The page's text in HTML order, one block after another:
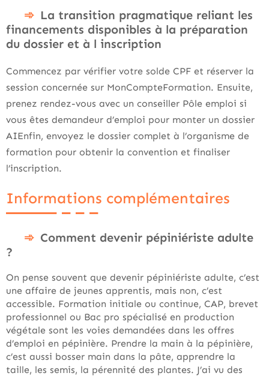
La transition pragmatique reliant les
financements disponibles à la préparation
du dossier et à l inscription
Commencez par vérifier votre solde CPF et réserver la
session concernée sur MonCompteFormation. Ensuite,
prenez rendez-vous avec un conseiller Pôle emploi si
vous êtes demandeur d’emploi pour monter un dossier
AIEnfin, envoyez le dossier complet à l’organisme de
formation pour obtenir la convention et finaliser
l’inscription.
Informations complémentaires
Comment devenir pépiniériste adulte
?
On pense souvent que devenir pépiniériste adulte, c’est
une affaire de jeunes apprentis, mais non, c’est
accessible. Formation initiale ou continue, CAP, brevet
professionnel ou Bac pro spécialisé en production
végétale sont les voies demandées dans les offres
d’emploi en pépinière. Prendre la main à la pépinière,
c’est aussi bosser main dans la pâte, apprendre la
taille, les semis, la pérennité des plantes. J’ai vu des